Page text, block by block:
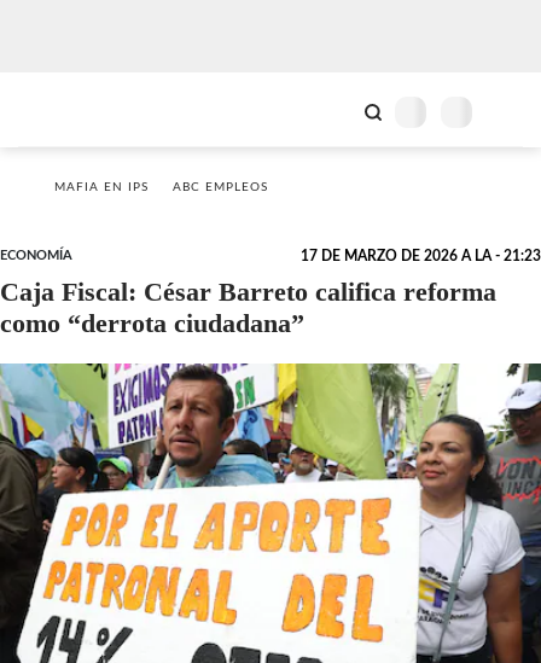
MAFIA EN IPS ABC EMPLEOS
ECONOMÍA 17 DE MARZO DE 2026 A LA - 21:23
Caja Fiscal: César Barreto califica reforma
como “derrota ciudadana”